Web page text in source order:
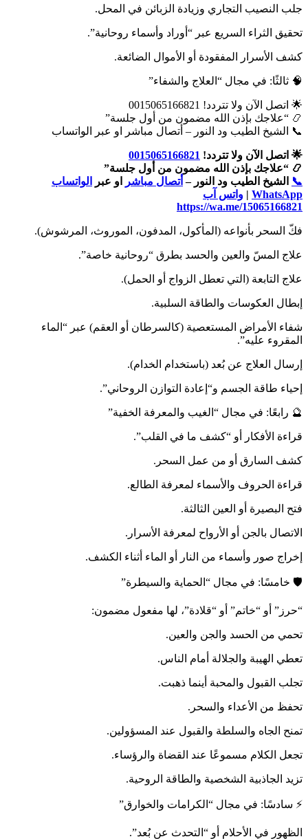
جلب النصيب التجاري وزيادة الزبائن في المحل.
تحقيق الثراء السريع عبر “أوراد وأسماء روحانية”.
كشف الأسرار المفقودة أو الأموال الضائعة.
🧠 ثالثًا: في مجال “العلاج والشفاء”
🌟 اتصل الآن ولا تتردد! 0015065166821
📿 “علاجك بإذن الله مضمون من أول جلسة”
📞 الشيخ الطيب ود النور – أتصال مباشر او عبر الواتساب
🌟 اتصل الآن ولا تتردد! 0015065166821
📿 “علاجك بإذن الله مضمون من أول جلسة”
📞
الشيخ الطيب ود النور – أتصال مباشر او عبر
الواتساب
WhatsApp
| واتس آب
https://wa.me/15065166821
فكّ السحر بأنواعه (المأكول، المدفون، الموروث، المرشوش).
علاج المسّ والعين والحسد بطرق “روحانية خاصة”.
علاج التابعة (التي تعطل الزواج أو الحمل).
إبطال العكوسات والطاقة السلبية.
شفاء الأمراض المستعصية (كالسرطان أو العقم) عبر “الماء
المقروء عليه”.
إرسال العلاج عن بُعد (باستخدام الخدام).
إحياء طاقة الجسم و“إعادة التوازن الروحاني”.
🔮 رابعًا: في مجال “الغيب والمعرفة الخفية”
قراءة الأفكار أو “كشف ما في القلب”.
كشف السارق أو من عمل السحر.
قراءة الحروف والأسماء لمعرفة الطالع.
فتح البصيرة أو العين الثالثة.
الاتصال بالجن أو الأرواح لمعرفة الأسرار.
إخراج صور وأسماء من النار أو الماء أثناء الكشف.
🛡️ خامسًا: في مجال “الحماية والسيطرة”
“حرز” أو “خاتم” أو “قلادة”، لها مفعول مضمون:
تحمي من الحسد والجن والعين.
تعطي الهيبة والجلالة أمام الناس.
تجلب القبول والمحبة أينما ذهبت.
تحفظ من الأعداء والسحر.
تمنح الجاه والسلطة والقبول عند المسؤولين.
تجعل الكلام مسموعًا عند القضاة والرؤساء.
تزيد الجاذبية الشخصية والطاقة الروحية.
⚡ سادسًا: في مجال “الكرامات والخوارق”
الظهور في الأحلام أو “التحدث عن بُعد”.